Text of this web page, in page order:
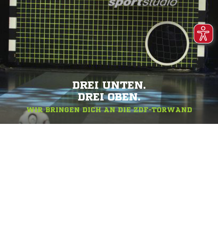
DREI UNTEN.
DREI OBEN.
WIR BRINGEN DICH AN DIE ZDF-TORWAND